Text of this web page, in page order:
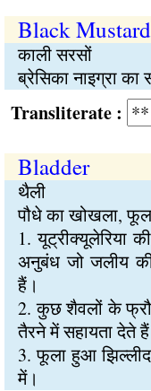
Black Mustard
काली सरसों
ब्रेसिका नाइग्रा का
:
Bladder
थैली
पौधे का खोखला,
1. यूट्रीक्यूलेरिया
अनुबंध जो जलीय
हैं।
2. कुछ शैवलों के
तैरने में सहायता देते
3. फूला हुआ
में।